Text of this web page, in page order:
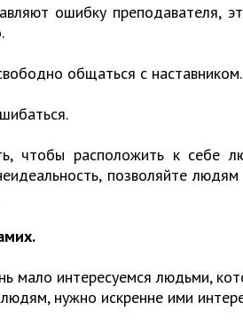
ошибку преподавателя,
общаться с наставником.
чтобы расположить к себе
позволяйте людям
мало интересуемся людьми,
нужно искренне ими